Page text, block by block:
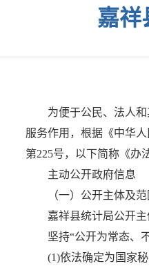
嘉祥
为便于公民、法人
服务作用，根据《中华
第225号，以下简称《办
主动公开政府信息
（一）公开主体及范
嘉祥县统计局公开
坚持“公开为常态、
(1)依法确定为国家